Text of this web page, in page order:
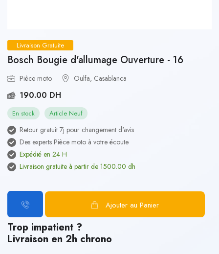
Livraison Gratuite
Bosch Bougie d'allumage Ouverture - 16
Pièce moto Oulfa, Casablanca
190.00 DH
En stock Article Neuf
Retour gratuit 7j pour changement d'avis
Des experts Pièce moto à votre écoute
Expédié en 24 H
Livraison gratuite à partir de 1500.00 dh
Ajouter au Panier
Trop impatient ?
Livraison en 2h chrono